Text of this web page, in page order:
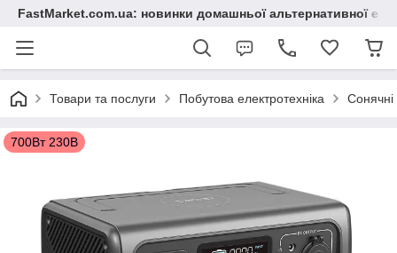
FastMarket.com.ua: новинки домашньої альтернативної
Товари та послуги Побутова електротехніка Сонячні
700Вт 230В